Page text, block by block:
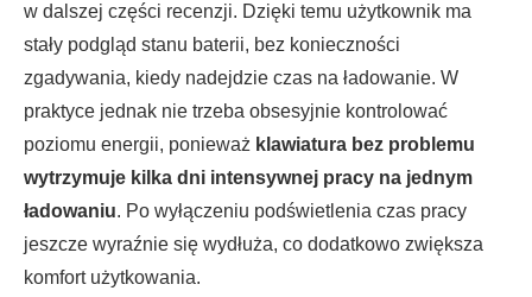
w dalszej części recenzji. Dzięki temu użytkownik ma
stały podgląd stanu baterii, bez konieczności
zgadywania, kiedy nadejdzie czas na ładowanie. W
praktyce jednak nie trzeba obsesyjnie kontrolować
poziomu energii, ponieważ klawiatura bez problemu
wytrzymuje kilka dni intensywnej pracy na jednym
ładowaniu. Po wyłączeniu podświetlenia czas pracy
jeszcze wyraźnie się wydłuża, co dodatkowo zwiększa
komfort użytkowania.